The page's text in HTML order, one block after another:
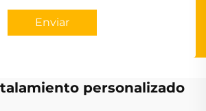
Enviar
personalizado